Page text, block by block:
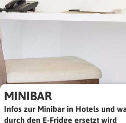
MINIBAR
Infos zur Minibar in Hotels und
durch den E-Fridge ersetzt wird